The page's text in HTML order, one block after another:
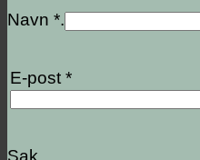
Navn *.
E-post *
Sak